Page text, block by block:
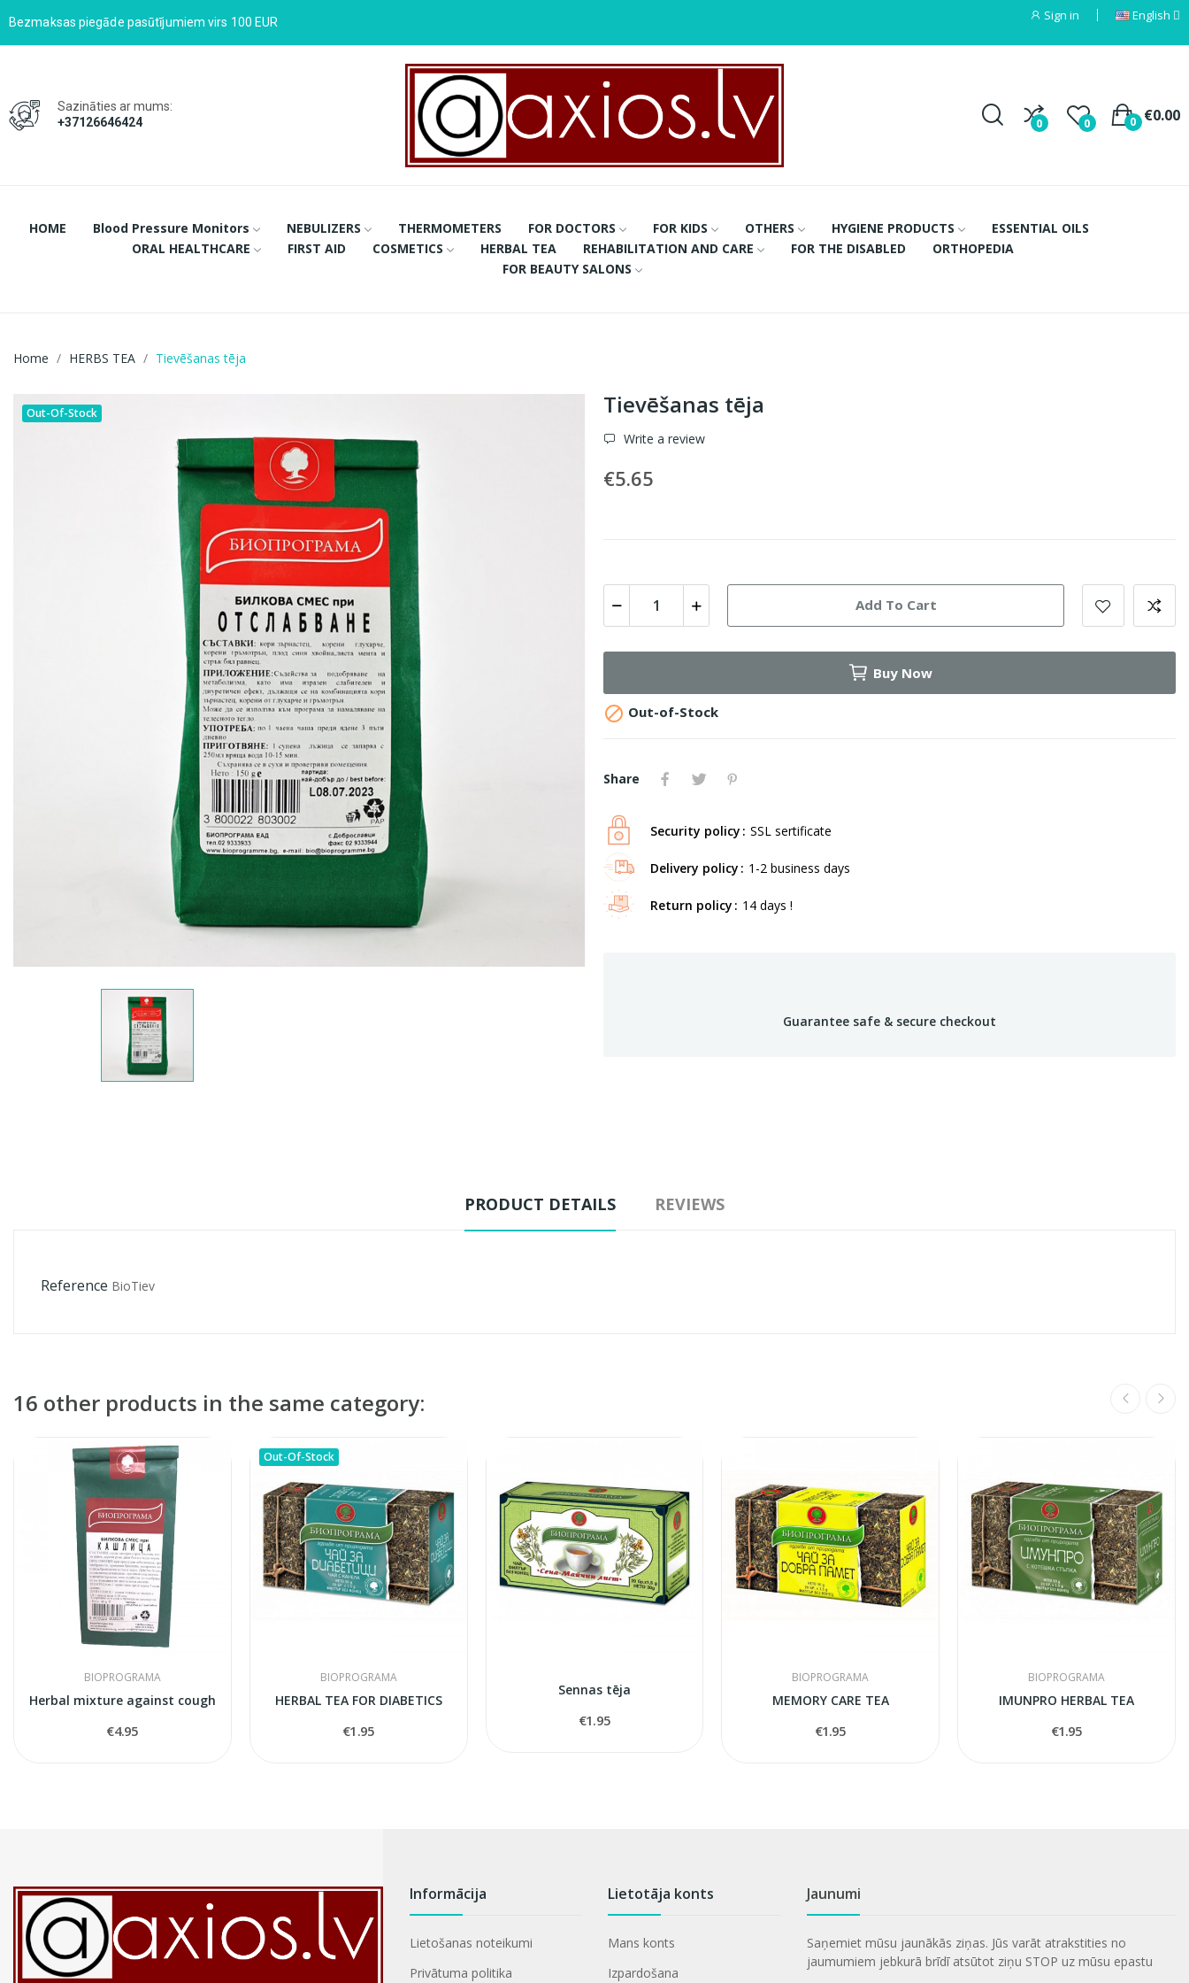
Bezmaksas piegāde pasūtījumiem virs 100 EUR Sign in English
Sazināties ar mums:
+37126646424
0 0 €0.00
0
HOME Blood Pressure Monitors NEBULIZERS THERMOMETERS FOR DOCTORS FOR KIDS OTHERS HYGIENE PRODUCTS
ESSENTIAL OILS
ORAL HEALTHCARE
FIRST AID COSMETICS HERBAL TEA REHABILITATION AND CARE FOR THE DISABLED
ORTHOPEDIA
FOR BEAUTY SALONS
Home HERBS TEA Tievēšanas tēja
Out-Of-Stock Tievēšanas tēja
Write a review
€5.65
Add To Cart
Buy Now
 Out-of-Stock
Share
Security policy SSL sertificate
Delivery policy 1-2 business days
Return policy 14 days !
Guarantee safe & secure checkout
PRODUCT DETAILS REVIEWS
Reference BioTiev
16 other products in the same category:
BIOPROGRAMA
Herbal mixture against cough
€4.95
Out-Of-Stock
BIOPROGRAMA
HERBAL TEA FOR DIABETICS
€1.95
Sennas tēja
€1.95
BIOPROGRAMA
MEMORY CARE TEA
€1.95
BIOPROGRAMA
IMUNPRO HERBAL TEA
€1.95
Informācija
Lietošanas noteikumi
Privātuma politika
Lietotāja konts
Mans konts
Izpardošana
Jaunumi
Saņemiet mūsu jaunākās ziņas. Jūs varāt atrakstities no
jaumumiem jebkurā brīdī atsūtot ziņu STOP uz mūsu epastu